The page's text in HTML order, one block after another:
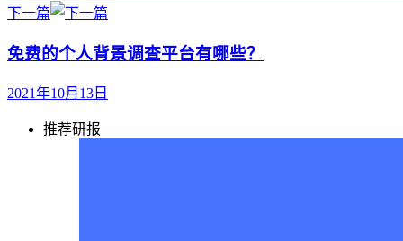
下一篇
免费的个人背景调查平台有哪些？
2021年10月13日
推荐研报